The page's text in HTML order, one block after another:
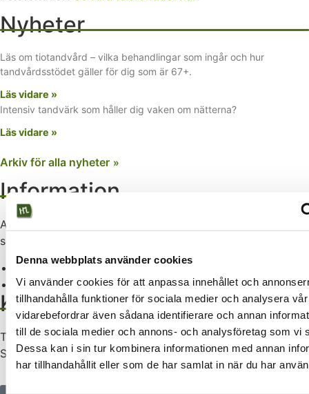
Denna webbplats använder cookies
Vi använder cookies för att anpassa innehållet och
tillhandahålla funktioner för sociala medier och analysera
vidarebefordrar även sådana identifierare och annan
till de sociala medier och annons- och analysföretag som vi
Dessa kan i sin tur kombinera informationen med annan
har tillhandahållit eller som de har samlat in när du har
Nyheter
Läs om tiotandvård – vilka behandlingar som ingår och hur
tandvårdsstödet gäller för dig som är 67+.
Läs vidare »
Intensiv tandvärk som håller dig vaken om nätterna?
Läs vidare »
Arkiv för alla nyheter »
Information
Avbokningar ska ske minst 24 timmar innan bokad tid, vid
sent återbud debiteras min 600 kr.
Du kan som vanligt betala med kort eller Swish hos oss.
Ingen fakturahantering.
Kontakta oss
Tandläkare Hanna Marlevi-Larsson, din tandläkare på
Södermalm. Boka gärna ditt nästa tandläkarbesök hos oss.​